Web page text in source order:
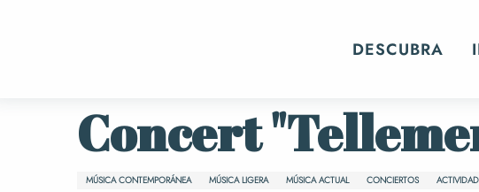
DESCUBRA
Concert
MÚSICA CONTEMPORÁNEA MÚSICA LIGERA MÚSICA ACTUAL CONCIERTOS